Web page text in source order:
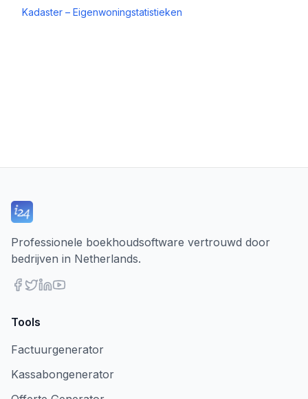
Kadaster – Eigenwoningstatistieken
Professionele boekhoudsoftware vertrouwd door
bedrijven in Netherlands.
Tools
Factuurgenerator
Kassabongenerator